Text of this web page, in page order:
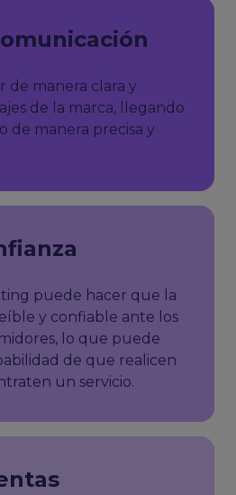
de manera clara y
de la marca, llegando
de manera precisa y
puede hacer que la
y confiable ante los
lo que puede
de que realicen
un servicio.